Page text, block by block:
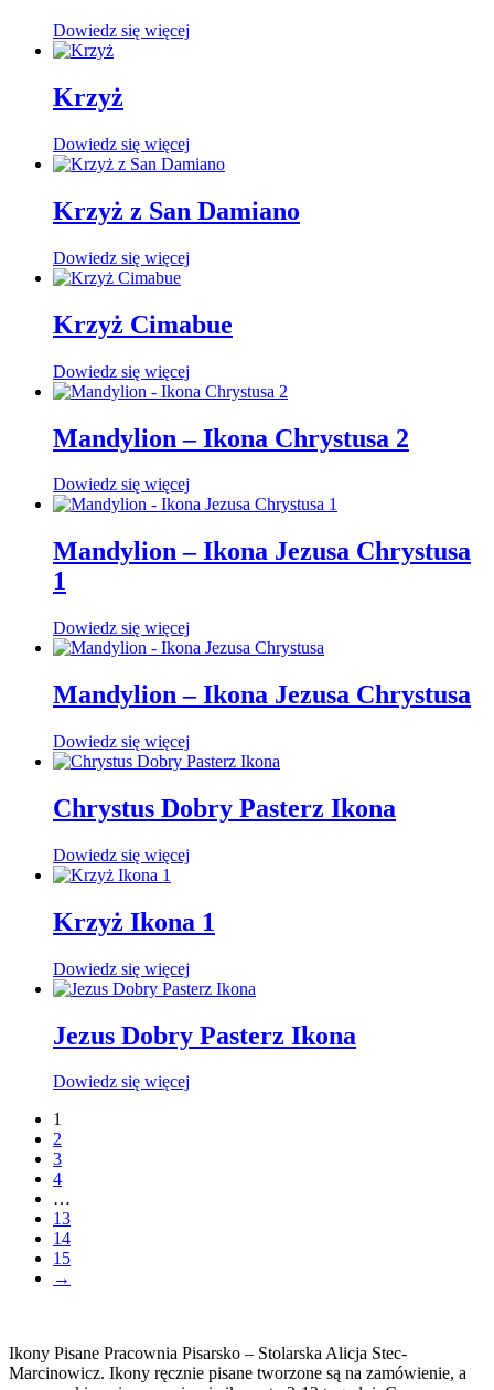
Dowiedz się więcej
Krzyż
Dowiedz się więcej
Krzyż z San Damiano
Dowiedz się więcej
Krzyż Cimabue
Dowiedz się więcej
Mandylion – Ikona Chrystusa 2
Dowiedz się więcej
Mandylion – Ikona Jezusa Chrystusa
1
Dowiedz się więcej
Mandylion – Ikona Jezusa Chrystusa
Dowiedz się więcej
Chrystus Dobry Pasterz Ikona
Dowiedz się więcej
Krzyż Ikona 1
Dowiedz się więcej
Jezus Dobry Pasterz Ikona
Dowiedz się więcej
1
2
3
4
…
13
14
15
→
Ikony Pisane Pracownia Pisarsko – Stolarska Alicja Stec-
Marcinowicz. Ikony ręcznie pisane tworzone są na zamówienie, a